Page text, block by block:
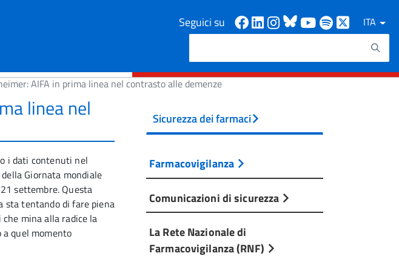
Seguici su Facebook
Linkedin
Instagram
Bluesky
Youtube
Spotify
ITA
Cerca
AIFA in prima linea nel contrasto alle demenze
linea nel
i dati contenuti nel
Giornata mondiale
settembre. Questa
sta tentando di fare piena
mina alla radice la
quel momento
Sicurezza dei farmaci
Farmacovigilanza
Comunicazioni di sicurezza
La Rete Nazionale di
Farmacovigilanza (RNF)